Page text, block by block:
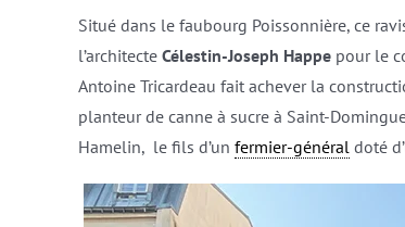
Situé dans le faubourg Poissonnière, ce
l’architecte Célestin-Joseph Happe pour le
Antoine Tricardeau fait achever la
planteur de canne à sucre à Saint-
Hamelin, le fils d’un fermier-général doté